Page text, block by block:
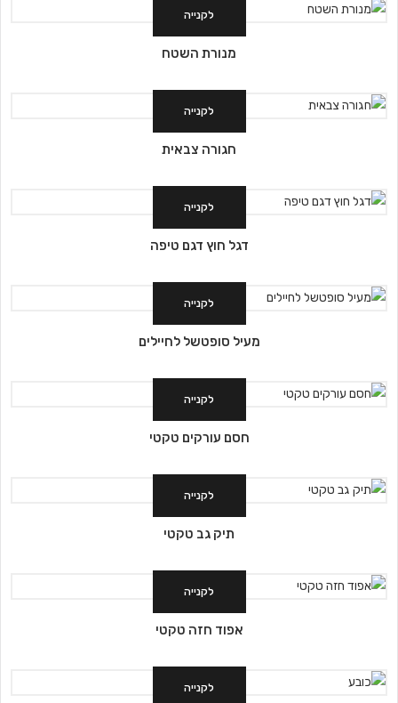
לקנייה
מנורת השטח
לקנייה
חגורה צבאית
לקנייה
דגל חוץ דגם טיפה
לקנייה
מעיל סופטשל לחיילים
לקנייה
חסם עורקים טקטי
לקנייה
תיק גב טקטי
לקנייה
אפוד חזה טקטי
לקנייה